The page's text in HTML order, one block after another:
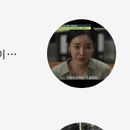
…